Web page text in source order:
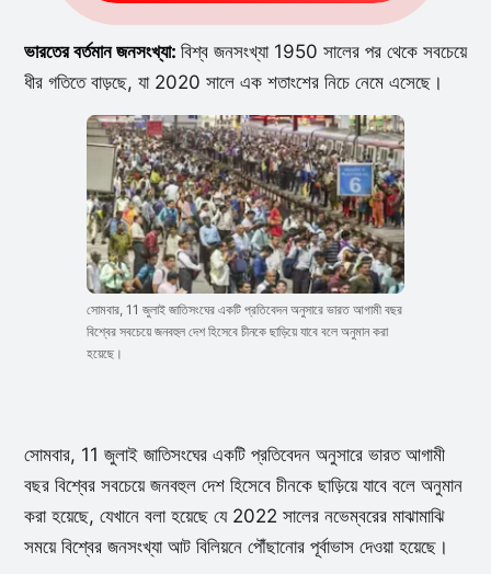
ভারতের বর্তমান জনসংখ্যা: বিশ্ব জনসংখ্যা 1950 সালের পর থেকে সবচেয়ে
ধীর গতিতে বাড়ছে, যা 2020 সালে এক শতাংশের নিচে নেমে এসেছে।
সোমবার, 11 জুলাই জাতিসংঘের একটি প্রতিবেদন অনুসারে ভারত আগামী বছর
বিশ্বের সবচেয়ে জনবহুল দেশ হিসেবে চীনকে ছাড়িয়ে যাবে বলে অনুমান করা
হয়েছে।
সোমবার, 11 জুলাই জাতিসংঘের একটি প্রতিবেদন অনুসারে ভারত আগামী
বছর বিশ্বের সবচেয়ে জনবহুল দেশ হিসেবে চীনকে ছাড়িয়ে যাবে বলে অনুমান
করা হয়েছে, যেখানে বলা হয়েছে যে 2022 সালের নভেম্বরের মাঝামাঝি
সময়ে বিশ্বের জনসংখ্যা আট বিলিয়নে পৌঁছানোর পূর্বাভাস দেওয়া হয়েছে।